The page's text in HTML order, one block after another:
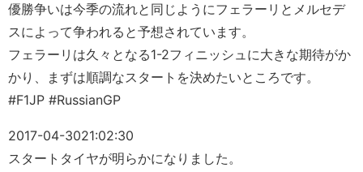
優勝争いは今季の流れと同じようにフェラーリとメルセデ
スによって争われると予想されています。
フェラーリは久々となる1-2フィニッシュに大きな期待がか
かり、まずは順調なスタートを決めたいところです。
#F1JP #RussianGP
2017-04-3021:02:30
スタートタイヤが明らかになりました。